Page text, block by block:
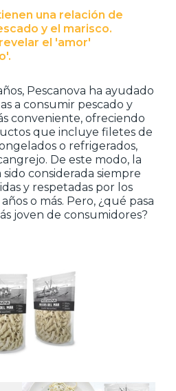
una relación de
y el marisco.
el 'amor'
Pescanova ha ayudado
a consumir pescado y
conveniente, ofreciendo
que incluye filetes de
o refrigerados,
De este modo, la
considerada siempre
y respetadas por los
o más. Pero, ¿qué pasa
joven de consumidores?